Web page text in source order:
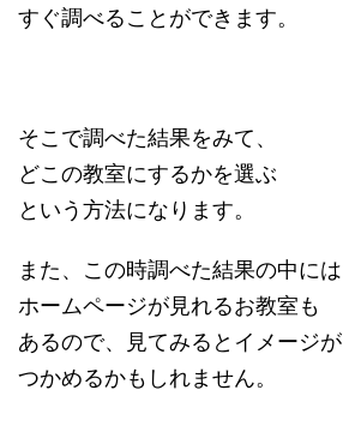
すぐ調べることができます。
そこで調べた結果をみて、
どこの教室にするかを選ぶ
という方法になります。
また、この時調べた結果の中には
ホームページが見れるお教室も
あるので、見てみるとイメージが
つかめるかもしれません。